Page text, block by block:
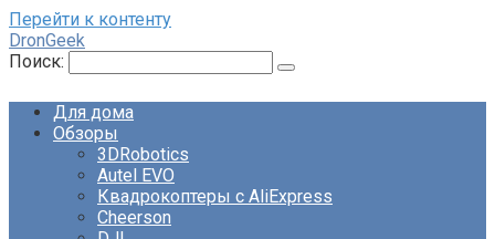
Перейти к контенту
DronGeek
Поиск:
Для дома
Обзоры
3DRobotics
Autel EVO
Квадрокоптеры с AliExpress
Cheerson